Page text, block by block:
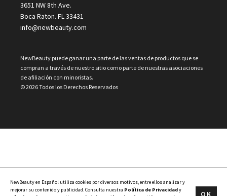
3651 NW 8th Ave.
Boca Raton. FL 33431
info@newbeauty.com
NewBeauty puede ganar una parte de las ventas de productos que se
compran a través de nuestro sitio como parte de nuestras asociaciones
de afiliación con minoristas.
© 2026 Todos los Derechos Reservados
NewBeauty en Español utiliza cookies por diversos motivos, entre ellos analizar y
mejorar su contenido y publicidad. Consulta nuestra Política de Privacidady
OK